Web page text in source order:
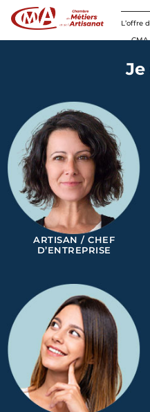
L’offre
Je
ARTISAN / CHEF
D’ENTREPRISE
Panneau de gestion des